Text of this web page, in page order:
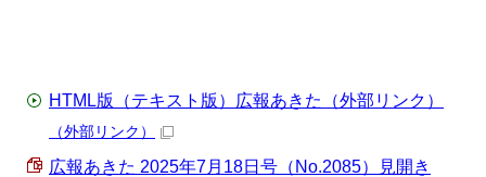
HTML版（テキスト版）広報あきた（外部リンク）
（外部リンク）
広報あきた 2025年7月18日号（No.2085）見開き